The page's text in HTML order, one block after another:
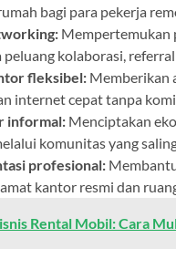
bagi para pekerja
Mempertemukan
peluang kolaborasi,
fleksibel: Memberikan
internet cepat tanpa
informal: Menciptakan
komunitas yang
profesional:
kantor resmi dan
Rental Mobil: Cara